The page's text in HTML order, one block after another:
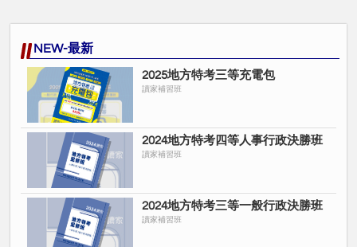
NEW-最新
2025地方特考三等充電包
讀家補習班
2024地方特考四等人事行政決勝班
讀家補習班
2024地方特考三等一般行政決勝班
讀家補習班